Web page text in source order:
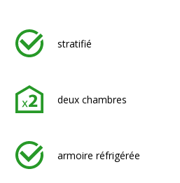
stratifié
deux chambres
armoire réfrigérée